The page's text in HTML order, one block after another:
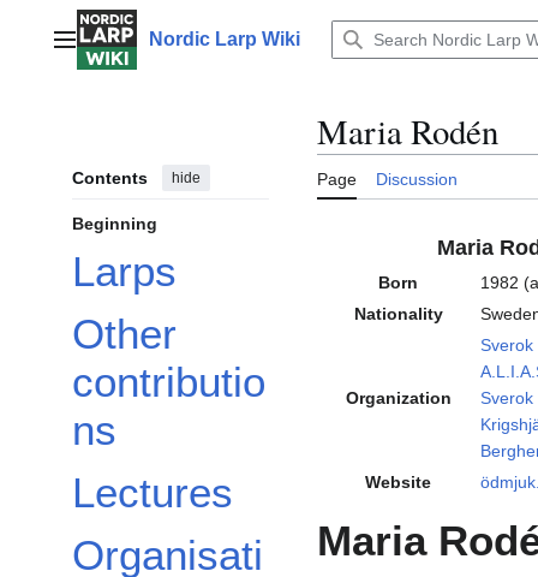
contentMain menuNordic Larp Wiki
Contents hide
Beginning
Larps
Other
contributio
ns
Lectures
Organisati
Maria Rodén
Page Discussion
Maria
Born
1982
Nationality
Organization
Sverok
Sverok
Website
ödmjuk
Maria